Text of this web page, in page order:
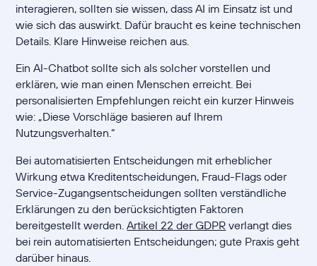
interagieren, sollten sie wissen, dass AI im Einsatz ist und
wie sich das auswirkt. Dafür braucht es keine technischen
Details. Klare Hinweise reichen aus.
Ein AI-Chatbot sollte sich als solcher vorstellen und
erklären, wie man einen Menschen erreicht. Bei
personalisierten Empfehlungen reicht ein kurzer Hinweis
wie: „Diese Vorschläge basieren auf Ihrem
Nutzungsverhalten.“
Bei automatisierten Entscheidungen mit erheblicher
Wirkung etwa Kreditentscheidungen, Fraud-Flags oder
Service-Zugangsentscheidungen sollten verständliche
Erklärungen zu den berücksichtigten Faktoren
bereitgestellt werden.Artikel 22 der GDPR verlangt dies
bei rein automatisierten Entscheidungen; gute Praxis geht
darüber hinaus.